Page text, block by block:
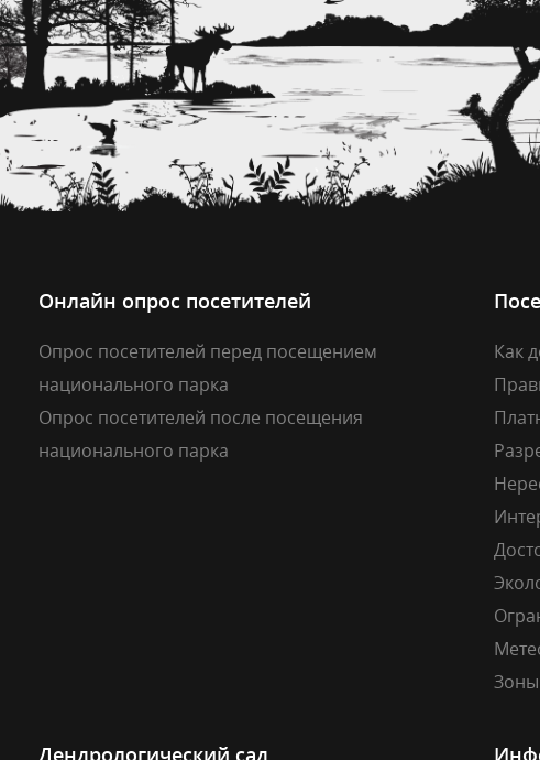
Онлайн опрос посетителей
Опрос посетителей перед посещением
национального парка
Опрос посетителей после посещения
национального парка
Как
Зоны
Дендрологический сад